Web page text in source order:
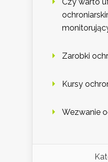
Zarobki
Kursy
Wezwanie